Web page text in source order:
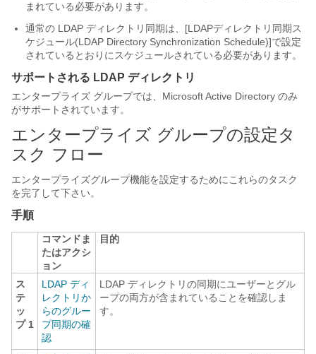
まれている必要があります。
通常の LDAP ディレクトリ同期は、[LDAPディレクトリ同期ス
ケジュール(LDAP Directory Synchronization Schedule)]で設定
されているとおりにスケジュールされている必要があります。
サポートされる LDAP ディレクトリ
エンタープライズ グループでは、Microsoft Active Directory のみ
がサポートされています。
エンタープライズ グループの設定タ
スク フロー
エンタープライズグループ機能を設定するためにこれらのタスク
を完了して下さい。
手順
コマンドま
たはアクシ
ョン
目的
ス
テ
ッ
プ 1
LDAP ディ
レクトリか
らのグルー
プ同期の確
認
LDAP ディレクトリの同期にユーザーとグル
ープの両方が含まれていることを確認しま
す。